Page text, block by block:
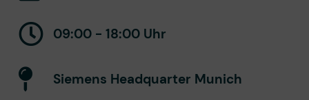
09:00 - 18:00 Uhr
Siemens Headquarter Munich